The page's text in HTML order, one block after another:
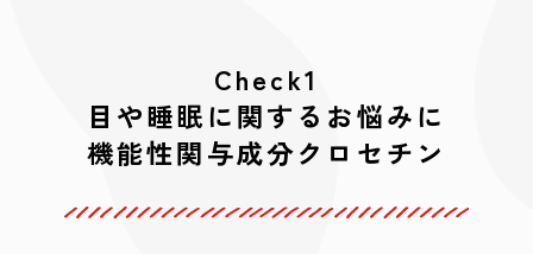
Check1
目や睡眠に関するお悩みに
機能性関与成分クロセチン